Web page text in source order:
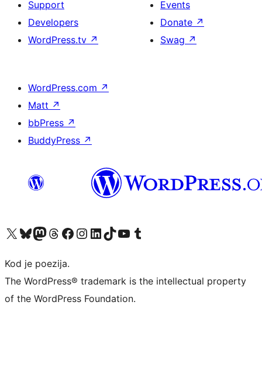
Support
Developers
WordPress.tv ↗
Events
Donate ↗
Swag ↗
WordPress.com ↗
Matt ↗
bbPress ↗
BuddyPress ↗
Visit our X (formerly Twitter) account
Visit our Bluesky account
Visit our Mastodon account
Visit our Threads account
Visit our Facebook page
Visit our Instagram account
Visit our LinkedIn account
Visit our TikTok account
Visit our YouTube channel
Visit our Tumblr account
Kod je poezija.
The WordPress® trademark is the intellectual property
of the WordPress Foundation.